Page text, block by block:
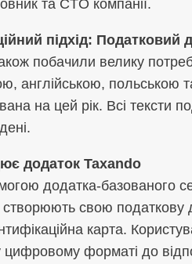
та CTO компанії.
підхід:
побачили велику
англійською, польською
на цей рік. Всі тексти
додаток Taxando
додатка-базованого
свою податкову
карта.
форматі до